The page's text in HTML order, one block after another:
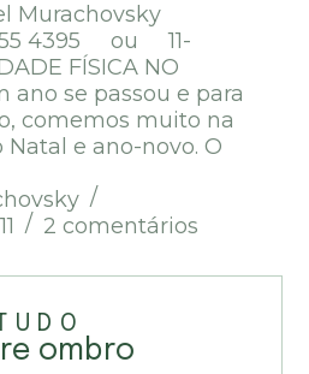
Murachovsky
4395 ou 11-
FÍSICA NO
ano se passou e para
comemos muito na
e ano-novo. O
2 comentários
TUDO
ombro